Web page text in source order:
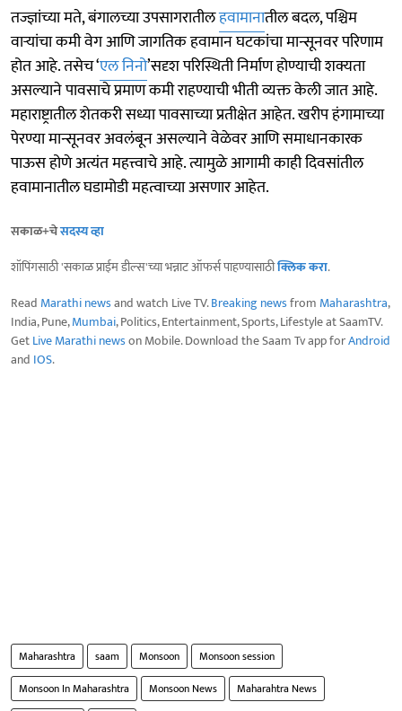
तज्ज्ञांच्या मते, बंगालच्या उपसागरातीलहवामानातील बदल, पश्चिम
वाऱ्यांचा कमी वेग आणि जागतिक हवामान घटकांचा मान्सूनवर परिणाम
होत आहे. तसेच ‘एल निनो’सदृश परिस्थिती निर्माण होण्याची शक्यता
असल्याने पावसाचे प्रमाण कमी राहण्याची भीती व्यक्त केली जात आहे.
महाराष्ट्रातील शेतकरी सध्या पावसाच्या प्रतीक्षेत आहेत. खरीप हंगामाच्या
पेरण्या मान्सूनवर अवलंबून असल्याने वेळेवर आणि समाधानकारक
पाऊस होणे अत्यंत महत्त्वाचे आहे. त्यामुळे आगामी काही दिवसांतील
हवामानातील घडामोडी महत्वाच्या असणार आहेत.
सकाळ+चेसदस्य व्हा
शॉपिंगसाठी 'सकाळ प्राईम डील्स'च्या भन्नाट ऑफर्स पाहण्यासाठीक्लिक करा.
Read Marathi newsand watch Live TV.Breaking newsfrom Maharashtra,
India, Pune,Mumbai, Politics, Entertainment, Sports, Lifestyle at SaamTV.
GetLive Marathi newson Mobile. Download the Saam Tv app forAndroid
and IOS.
Maharashtra saam Monsoon
Monsoon session
Monsoon In Maharashtra
Monsoon News
Maharahtra News